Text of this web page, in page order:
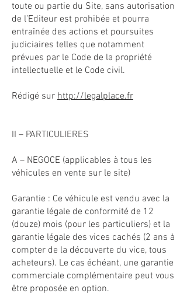
toute ou partie du Site , sans autorisation
de l’Editeur est prohibée et pourra
entraînée des actions et poursuites
judiciaires telles que notamment
prévues par le Code de la propriété
intellectuelle et le Code civil.
Rédigé sur http://legalplace.fr
II – PARTICULIERES
A – NEGOCE (applicables à tous les
véhicules en vente sur le site)
Garantie : Ce véhicule est vendu avec la
garantie légale de conformité de 12
(douze) mois (pour les particuliers) et la
garantie légale des vices cachés (2 ans à
compter de la découverte du vice, tous
acheteurs). Le cas échéant, une garantie
commerciale complémentaire peut vous
être proposée en option.